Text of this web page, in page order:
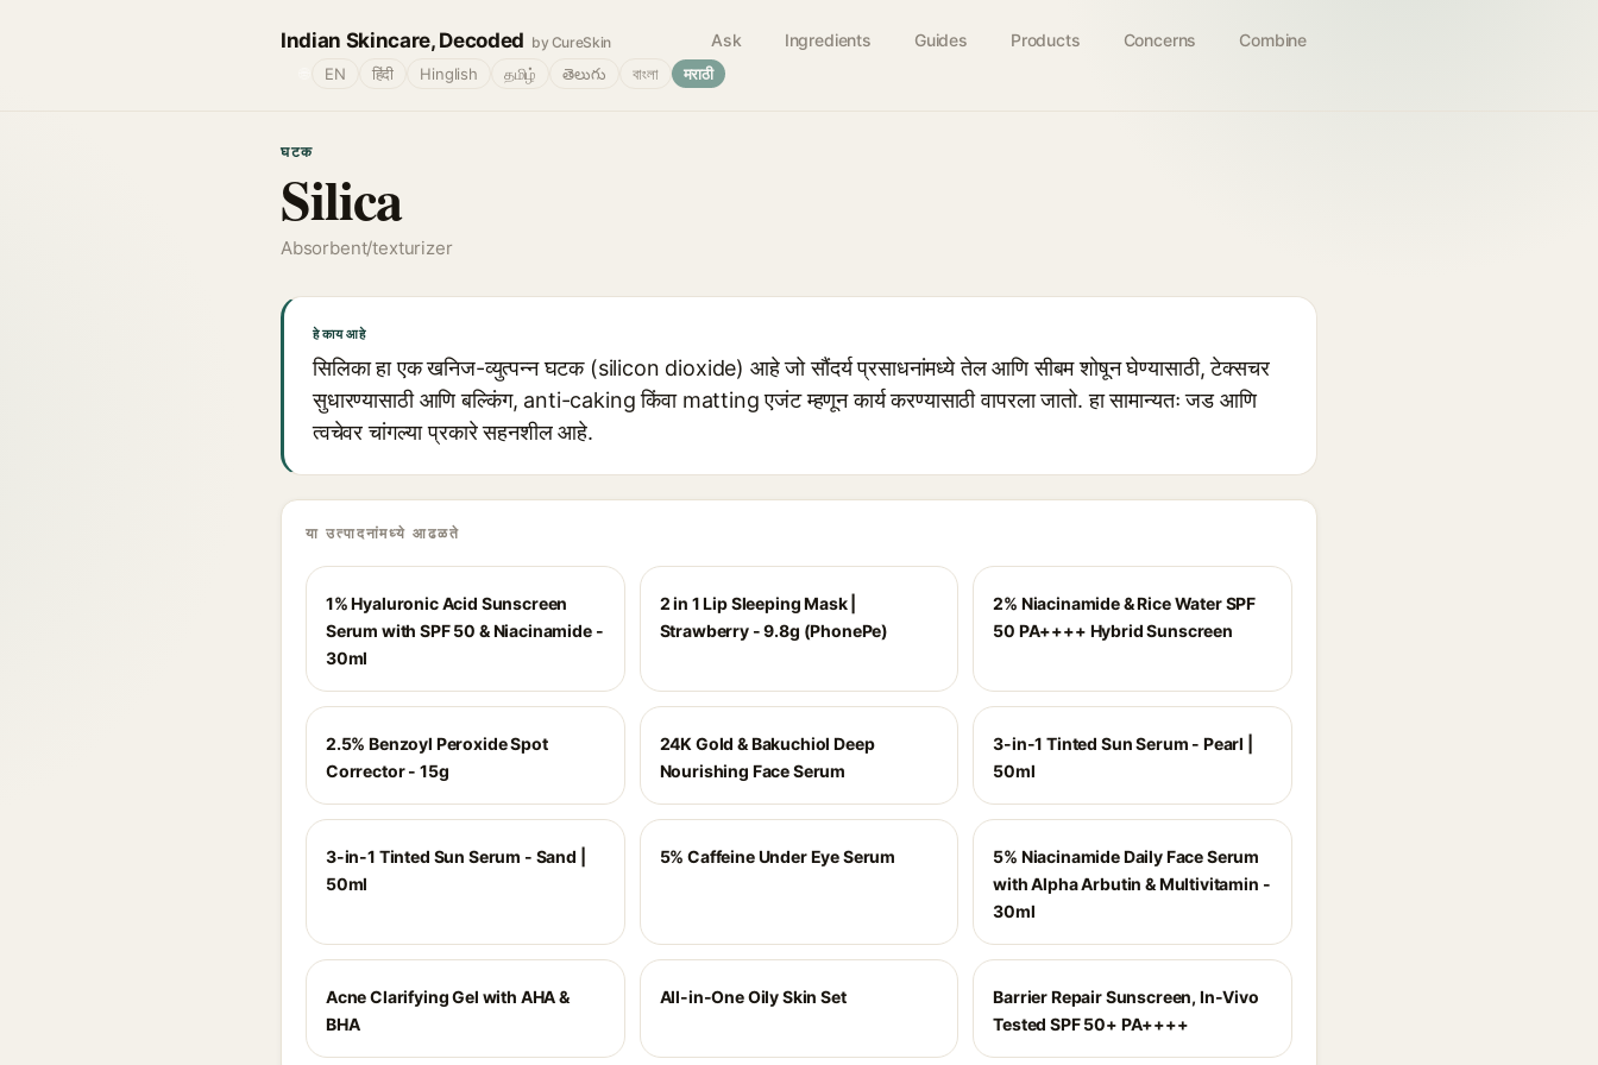
Indian Skincare, Decoded by CureSkin Ask Ingredients Guides Products Concerns Combine
EN हिंदी Hinglish தமிழ் తెలుగు বাংলা मराठी
घटक
Silica
Absorbent/texturizer
हे काय आहे
सिलिका हा एक खनिज-व्युत्पन्न घटक (silicon dioxide) आहे जो सौंदर्य प्रसाधनांमध्ये तेल आणि सीबम शोषून घेण्यासाठी, टेक्सचर
सुधारण्यासाठी आणि बल्किंग, anti-caking किंवा matting एजंट म्हणून कार्य करण्यासाठी वापरला जातो. हा सामान्यतः जड आणि
त्वचेवर चांगल्या प्रकारे सहनशील आहे.
या उत्पादनांमध्ये आढळते
1% Hyaluronic Acid Sunscreen
Serum with SPF 50 & Niacinamide -
30ml
2 in 1 Lip Sleeping Mask |
Strawberry - 9.8g (PhonePe)
2% Niacinamide & Rice Water SPF
50 PA++++ Hybrid Sunscreen
2.5% Benzoyl Peroxide Spot
Corrector - 15g
24K Gold & Bakuchiol Deep
Nourishing Face Serum
3-in-1 Tinted Sun Serum - Pearl |
50ml
3-in-1 Tinted Sun Serum - Sand |
50ml
5% Caffeine Under Eye Serum
5% Niacinamide Daily Face Serum
with Alpha Arbutin & Multivitamin -
30ml
Acne Clarifying Gel with AHA &
BHA
All-in-One Oily Skin Set
Barrier Repair Sunscreen, In-Vivo
Tested SPF 50+ PA++++